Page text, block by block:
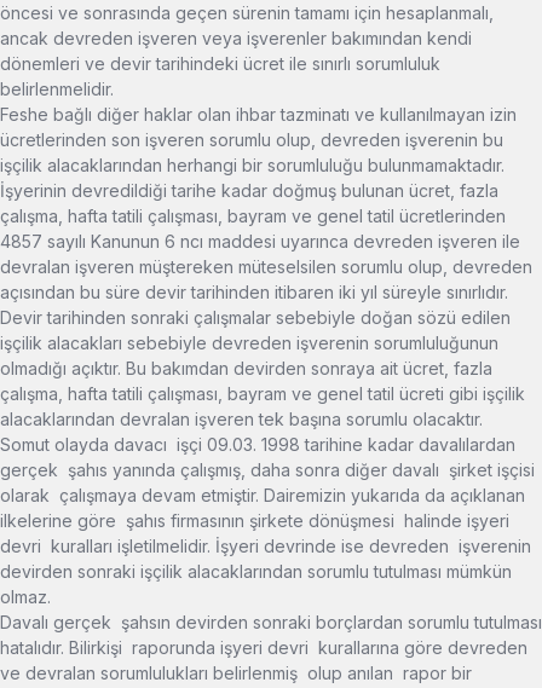
öncesi ve sonrasında geçen sürenin tamamı için hesaplanmalı,
ancak devreden işveren veya işverenler bakımından kendi
dönemleri ve devir tarihindeki ücret ile sınırlı sorumluluk
belirlenmelidir.
Feshe bağlı diğer haklar olan ihbar tazminatı ve kullanılmayan izin
ücretlerinden son işveren sorumlu olup, devreden işverenin bu
işçilik alacaklarından herhangi bir sorumluluğu bulunmamaktadır.
İşyerinin devredildiği tarihe kadar doğmuş bulunan ücret, fazla
çalışma, hafta tatili çalışması, bayram ve genel tatil ücretlerinden
4857 sayılı Kanunun 6 ncı maddesi uyarınca devreden işveren ile
devralan işveren müştereken müteselsilen sorumlu olup, devreden
açısından bu süre devir tarihinden itibaren iki yıl süreyle sınırlıdır.
Devir tarihinden sonraki çalışmalar sebebiyle doğan sözü edilen
işçilik alacakları sebebiyle devreden işverenin sorumluluğunun
olmadığı açıktır. Bu bakımdan devirden sonraya ait ücret, fazla
çalışma, hafta tatili çalışması, bayram ve genel tatil ücreti gibi işçilik
alacaklarından devralan işveren tek başına sorumlu olacaktır.
Somut olayda davacı işçi 09.03. 1998 tarihine kadar davalılardan
gerçek şahıs yanında çalışmış, daha sonra diğer davalı şirket işçisi
olarak çalışmaya devam etmiştir. Dairemizin yukarıda da açıklanan
ilkelerine göre şahıs firmasının şirkete dönüşmesi halinde işyeri
devri kuralları işletilmelidir. İşyeri devrinde ise devreden işverenin
devirden sonraki işçilik alacaklarından sorumlu tutulması mümkün
olmaz.
Davalı gerçek şahsın devirden sonraki borçlardan sorumlu tutulması
hatalıdır. Bilirkişi raporunda işyeri devri kurallarına göre devreden
ve devralan sorumlulukları belirlenmiş olup anılan rapor bir